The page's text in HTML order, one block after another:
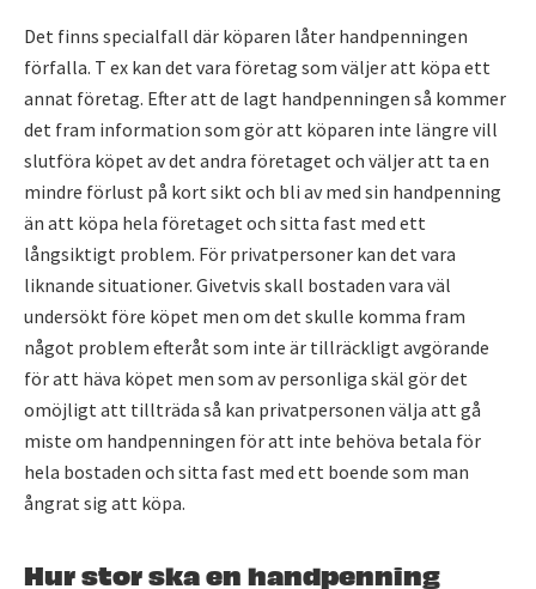
Det finns specialfall där köparen låter handpenningen
förfalla. T ex kan det vara företag som väljer att köpa ett
annat företag. Efter att de lagt handpenningen så kommer
det fram information som gör att köparen inte längre vill
slutföra köpet av det andra företaget och väljer att ta en
mindre förlust på kort sikt och bli av med sin handpenning
än att köpa hela företaget och sitta fast med ett
långsiktigt problem. För privatpersoner kan det vara
liknande situationer. Givetvis skall bostaden vara väl
undersökt före köpet men om det skulle komma fram
något problem efteråt som inte är tillräckligt avgörande
för att häva köpet men som av personliga skäl gör det
omöjligt att tillträda så kan privatpersonen välja att gå
miste om handpenningen för att inte behöva betala för
hela bostaden och sitta fast med ett boende som man
ångrat sig att köpa.
Hur stor ska en handpenning